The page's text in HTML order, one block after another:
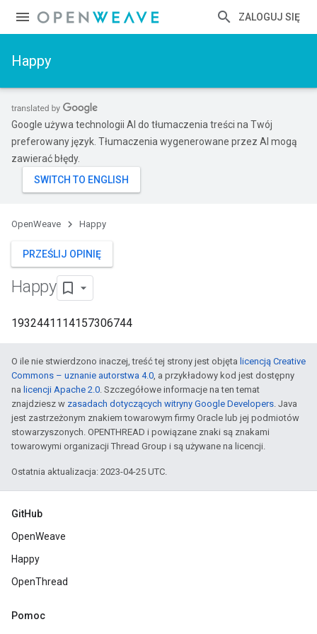
ZALOGUJ SIĘ
Happy
Google używa technologii AI do tłumaczenia treści na Twój
preferowany język. Tłumaczenia wygenerowane przez AI mogą
zawierać błędy.
OpenWeave Happy
PRZEŚLIJ OPINIĘ
Happy
1932441114157306744
O ile nie stwierdzono inaczej, treść tej strony jest objęta licencją Creative
Commons – uznanie autorstwa 4.0, a przykładowy kod jest dostępny
na licencji Apache 2.0. Szczegółowe informacje na ten temat
znajdziesz w zasadach dotyczących witryny Google Developers. Java
jest zastrzeżonym znakiem towarowym firmy Oracle lub jej podmiotów
stowarzyszonych. OPENTHREAD i powiązane znaki są znakami
towarowymi organizacji Thread Group i są używane na licencji.
Ostatnia aktualizacja: 2023-04-25 UTC.
GitHub
OpenWeave
Happy
OpenThread
Pomoc